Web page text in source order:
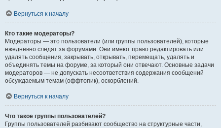
Вернуться к началу
Кто такие модераторы?
Модераторы — это пользователи (или группы пользователей), которые
ежедневно следят за форумами. Они имеют право редактировать или
удалять сообщения, закрывать, открывать, перемещать, удалять и
объединять темы на форуме, за который они отвечают. Основные задачи
модераторов — не допускать несоответствия содержания сообщений
обсуждаемым темам (оффтопик), оскорблений.
Вернуться к началу
Что такое группы пользователей?
Группы пользователей разбивают сообщество на структурные части,